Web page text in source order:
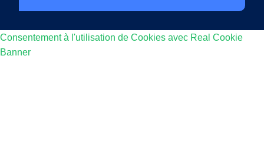
Consentement à l'utilisation de Cookies avec Real Cookie
Banner